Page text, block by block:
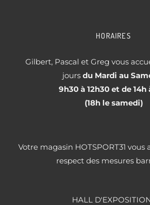
HORAIRES
Gilbert, Pascal et Greg vous
jours du Mardi au
9h30 à 12h30 et de 14h
(18h le samedi)
Votre magasin HOTSPORT31 vous
respect des mesures
HALL